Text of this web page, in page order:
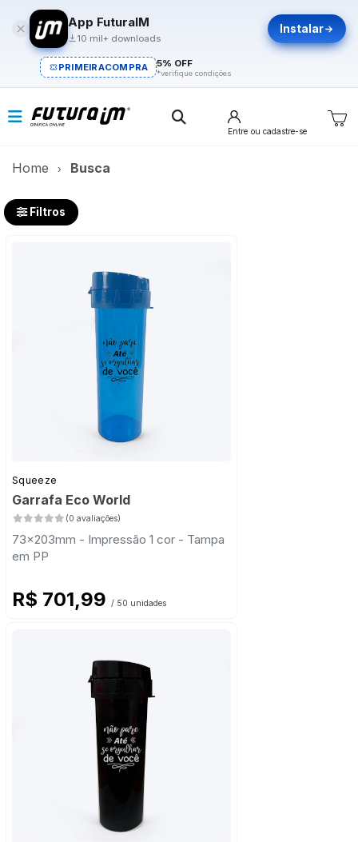
App FuturaIM
10 mil+ downloads
Instalar
PRIMEIRACOMPRA 5% OFF
*verifique condições
Entre ou cadastre-se
Home Busca
Filtros
Squeeze
Garrafa Eco World
(0 avaliações)
73x203mm - Impressão 1 cor - Tampa
em PP
R$ 701,99 / 50 unidades